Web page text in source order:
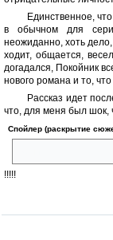
Единственное,
в обычном для
неожиданно, хоть
ходит, общается,
догадался, Покойник
нового романа и то,
Рассказ идет
что, для меня был шок,
Спойлер (раскрытие
!!!!!